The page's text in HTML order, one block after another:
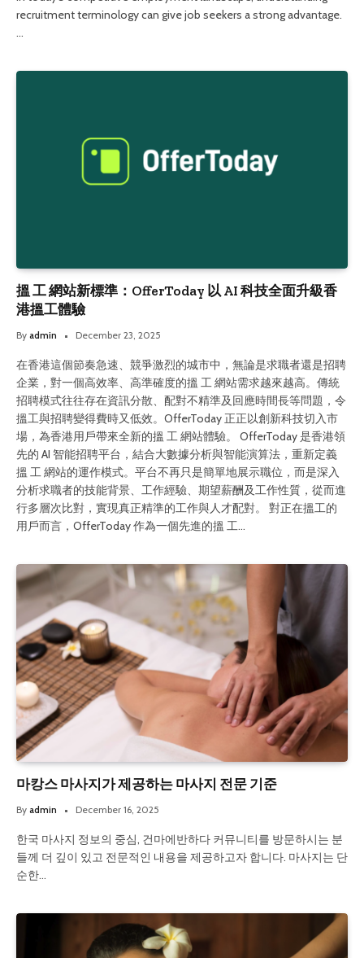
recruitment terminology can give job seekers a strong advantage.
…
搵 工 網站新標準：OfferToday 以 AI 科技全面升級香
港搵工體驗
By admin December 23, 2025
在香港這個節奏急速、競爭激烈的城市中，無論是求職者還是招聘
企業，對一個高效率、高準確度的搵 工 網站需求越來越高。傳統
招聘模式往往存在資訊分散、配對不精準及回應時間長等問題，令
搵工與招聘變得費時又低效。OfferToday 正正以創新科技切入市
場，為香港用戶帶來全新的搵 工 網站體驗。 OfferToday 是香港領
先的 AI 智能招聘平台，結合大數據分析與智能演算法，重新定義
搵 工 網站的運作模式。平台不再只是簡單地展示職位，而是深入
分析求職者的技能背景、工作經驗、期望薪酬及工作性質，從而進
行多層次比對，實現真正精準的工作與人才配對。 對正在搵工的
用戶而言，OfferToday 作為一個先進的搵 工…
마캉스 마사지가 제공하는 마사지 전문 기준
By admin December 16, 2025
한국 마사지 정보의 중심, 건마에반하다 커뮤니티를 방문하시는 분
들께 더 깊이 있고 전문적인 내용을 제공하고자 합니다. 마사지는 단
순한…